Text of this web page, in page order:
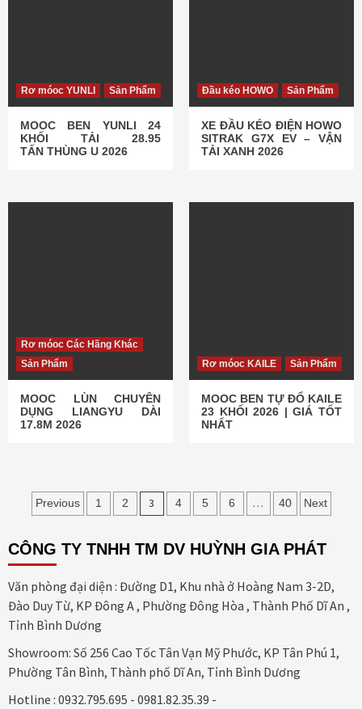
Rơ móoc YUNLI Sản Phẩm
MOOC BEN YUNLI 24
KHỐI TẢI 28.95
TẤN THÙNG U 2026
Đầu kéo HOWO Sản Phẩm
XE ĐẦU KÉO ĐIỆN HOWO
SITRAK G7X EV – VẬN
TẢI XANH 2026
Rơ móoc Các Hãng Khác
Sản Phẩm
MOOC LÙN CHUYÊN
DỤNG LIANGYU DÀI
17.8M 2026
Rơ móoc KAILE Sản Phẩm
MOOC BEN TỰ ĐỔ KAILE
23 KHỐI 2026 | GIÁ TỐT
NHẤT
Điều
bài
viết
Previous 1 2 3 4 5 6 … 40 Next
CÔNG TY TNHH TM DV HUỲNH GIA PHÁT
Văn phòng đại diện : Đường D1, Khu nhà ở Hoàng Nam 3-2D,
Đào Duy Từ, KP Đông A , Phường Đông Hòa , Thành Phố Dĩ An ,
Tỉnh Bình Dương
Showroom: Số 256 Cao Tốc Tân Vạn Mỹ Phước, KP Tân Phú 1,
Phường Tân Bình, Thành phố Dĩ An, Tỉnh Bình Dương
Hotline : 0932.795.695 - 0981.82.35.39 -